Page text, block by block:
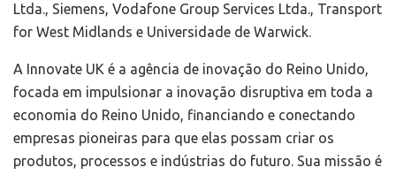
Ltda., Siemens, Vodafone Group Services Ltda., Transport
for West Midlands e Universidade de Warwick.
A Innovate UK é a agência de inovação do Reino Unido,
focada em impulsionar a inovação disruptiva em toda a
economia do Reino Unido, financiando e conectando
empresas pioneiras para que elas possam criar os
produtos, processos e indústrias do futuro. Sua missão é